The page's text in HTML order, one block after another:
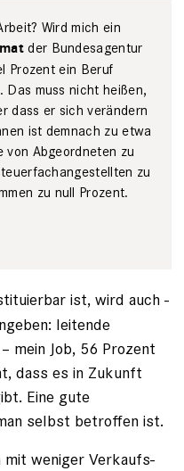
Wird mich ein
der ­Bundesagentur
Prozent ein ­Beruf
muss nicht ­heißen,
dass er sich verändern
ist demnach zu etwa
von Abgeordneten zu
zu
zu null Prozent.
ist, wird auch
leitende
mein Job, 56 Prozent
dass es in Zukunft
Eine gute
selbst betroffen ist.
mit weniger Verkaufs­